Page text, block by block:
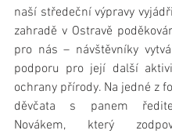
naší středeční výpravy
zahradě v Ostravě
pro nás – návštěvníky
podporu pro její další
ochrany přírody. Na jedné z
děvčata s panem
Novákem, který